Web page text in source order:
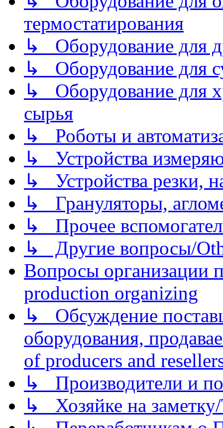
термостатирования
↳ Оборудование для
↳ Оборудование для
↳ Оборудование для
сырья
↳ Роботы и
↳ Устройства
↳ Устройства резки,
↳ Грануляторы,
↳ Прочее
↳ Другие вопросы/
Вопросы организации
production organizing
↳ Обсуждение
оборудования,
of producers and
↳ Производители и
↳ Хозяйке на